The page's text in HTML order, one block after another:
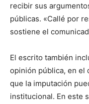
recibir sus
públicas. «Callé por
sostiene el
El escrito también
opinión pública, en el
que la imputación
institucional. En este